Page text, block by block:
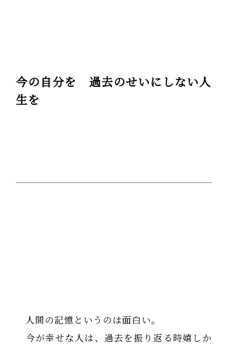
今の自分を 過去のせいにしない人
生を
人間の記憶というのは面白い。
今が幸せな人は、過去を振り返る時嬉しか